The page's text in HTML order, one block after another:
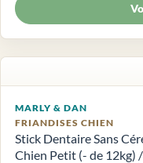
MARLY & DAN
FRIANDISES CHIEN
Stick Dentaire Sans
Chien Petit (- de 12kg)